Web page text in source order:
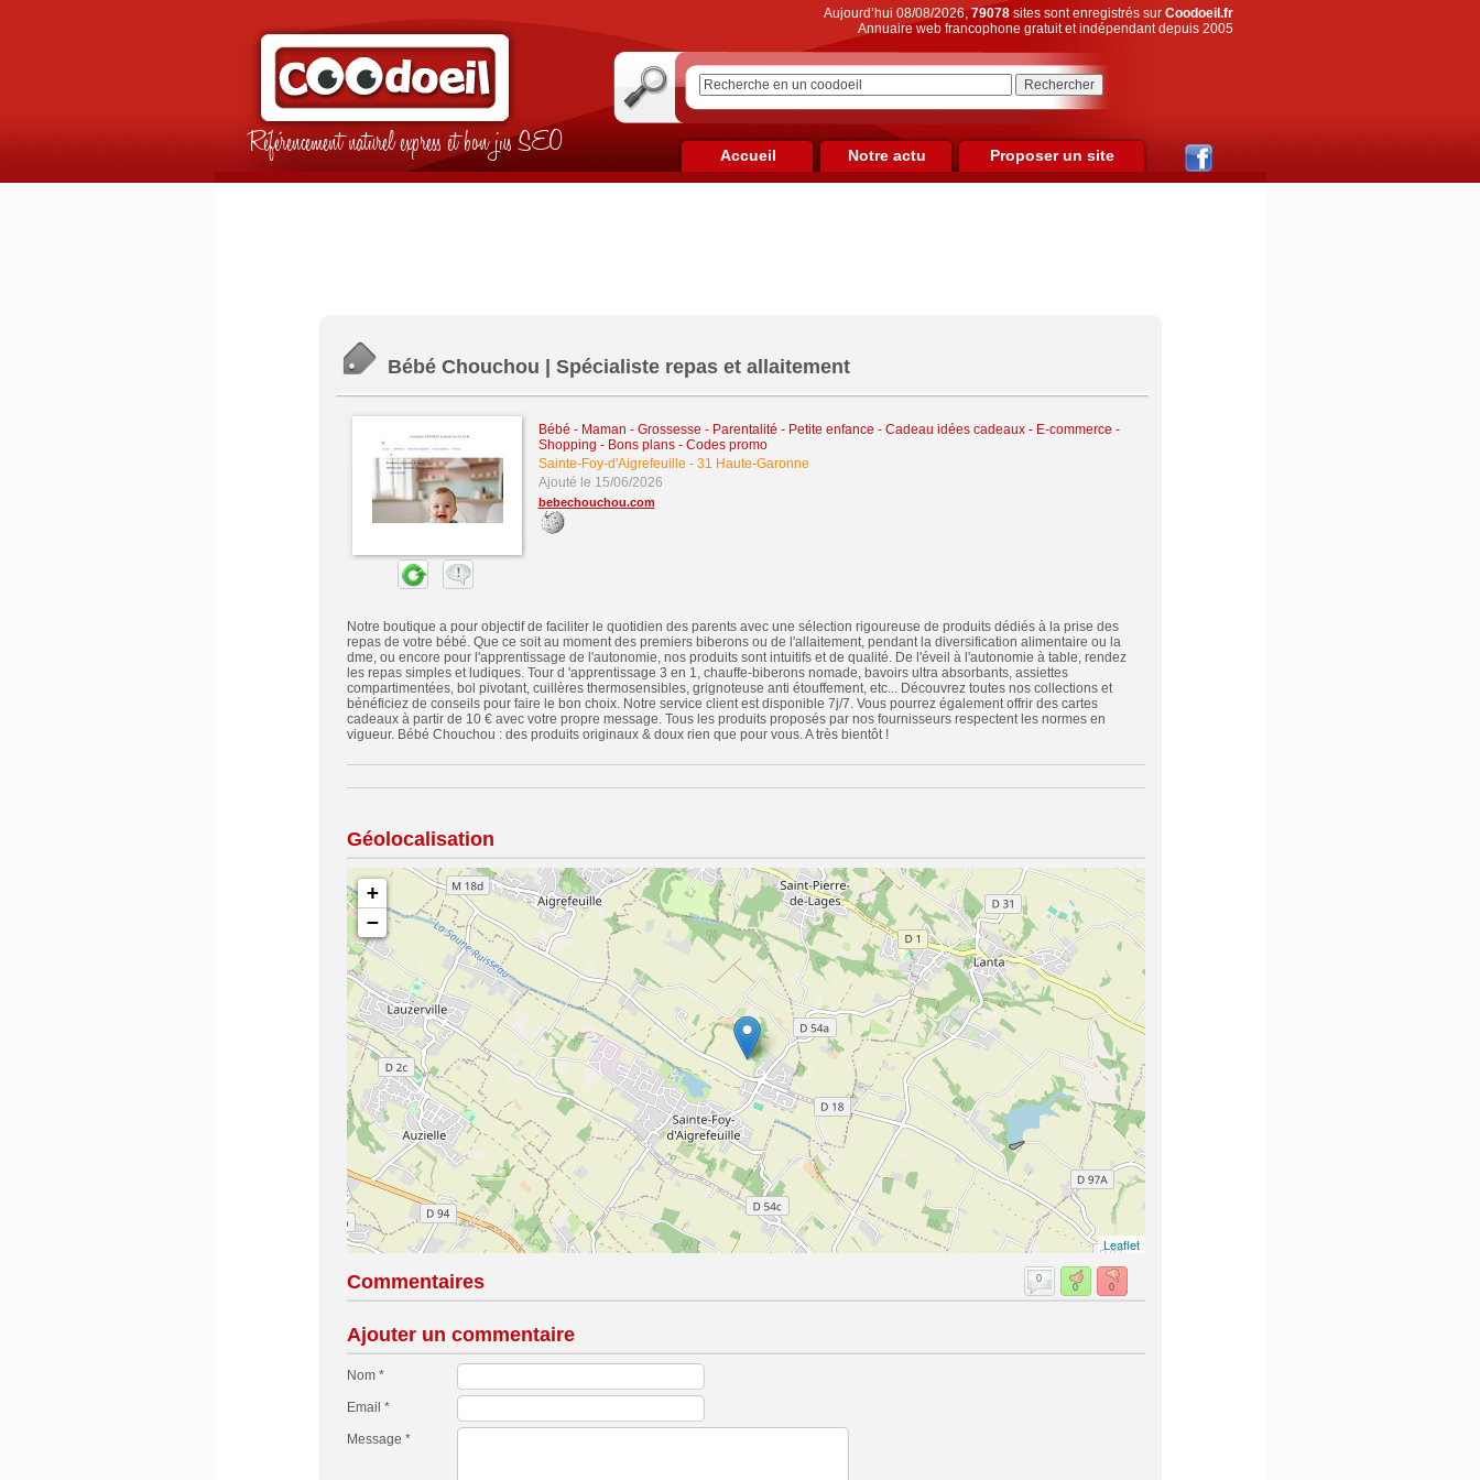
Référencement naturel express et bon jus SEO
Aujourd’hui 08/08/2026,79078sites sont enregistrés sur Coodoeil.fr
Annuaire web francophone gratuit et indépendant depuis 2005
Accueil Notre actu Proposer un site
Bébé Chouchou | Spécialiste repas et allaitement
Bébé - Maman - Grossesse - Parentalité - Petite enfance - Cadeau idées cadeaux- E-commerce -
Shopping - Bons plans - Codes promo
Sainte-Foy-d'Aigrefeuille - 31 Haute-Garonne
Ajouté le 15/06/2026
bebechouchou.com
Notre boutique a pour objectif de faciliter le quotidien des parents avec une sélection rigoureuse de produits dédiés à la prise des
repas de votre bébé. Que ce soit au moment des premiers biberons ou de l'allaitement, pendant la diversification alimentaire ou la
dme, ou encore pour l'apprentissage de l'autonomie, nos produits sont intuitifs et de qualité. De l'éveil à l'autonomie à table, rendez
les repas simples et ludiques. Tour d 'apprentissage 3 en 1, chauffe-biberons nomade, bavoirs ultra absorbants, assiettes
compartimentées, bol pivotant, cuillères thermosensibles, grignoteuse anti étouffement, etc... Découvrez toutes nos collections et
bénéficiez de conseils pour faire le bon choix. Notre service client est disponible 7j/7. Vous pourrez également offrir des cartes
cadeaux à partir de 10 € avec votre propre message. Tous les produits proposés par nos fournisseurs respectent les normes en
vigueur. Bébé Chouchou : des produits originaux & doux rien que pour vous. A très bientôt !
Géolocalisation
+
−
Leaflet
Commentaires
0
0
0
Ajouter un commentaire
Nom *
Email *
Message *